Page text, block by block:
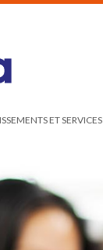
ET SERVICES